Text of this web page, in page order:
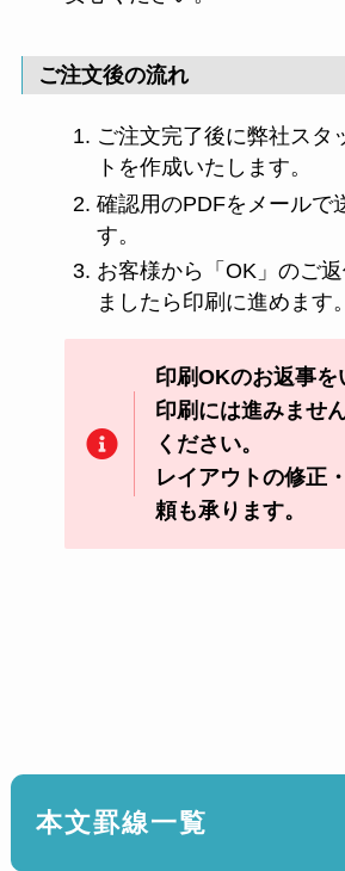
ご注文後の流れ
ご注文完了後に弊社スタ
トを作成いたします。
確認用のPDFをメールで
す。
お客様から「OK」のご
ましたら印刷に進めます。
印刷OKのお返事を
印刷には進みませ
ください。
レイアウトの修正
頼も承ります。
本文罫線一覧